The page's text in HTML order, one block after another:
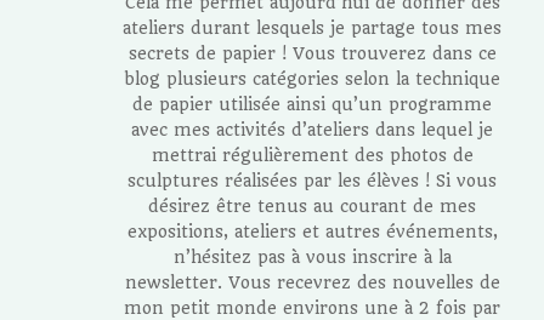
ateliers durant lesquels je partage tous mes
secrets de papier ! Vous trouverez dans ce
blog plusieurs catégories selon la technique
de papier utilisée ainsi qu’un programme
avec mes activités d’ateliers dans lequel je
mettrai régulièrement des photos de
sculptures réalisées par les élèves ! Si vous
désirez être tenus au courant de mes
expositions, ateliers et autres événements,
n’hésitez pas à vous inscrire à la
newsletter. Vous recevrez des nouvelles de
mon petit monde environs une à 2 fois par